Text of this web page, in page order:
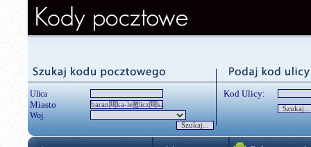
Ulica
Miasto
Woj.
Kod Ulicy: